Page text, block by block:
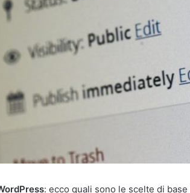
a
: ecco quali sono le scelte di